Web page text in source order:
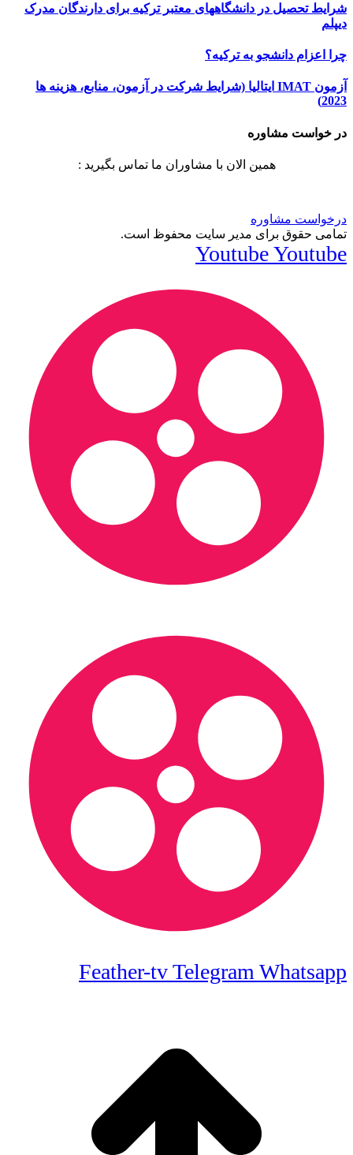
شرایط تحصیل در دانشگاههای معتبر ترکیه برای دارندگان مدرک
دیپلم
چرا اعزام دانشجو به ترکیه؟
آزمون IMAT ایتالیا (شرایط شرکت در آزمون، منابع، هزینه ها
2023)
در خواست مشاوره
همین الان با مشاوران ما تماس بگیرید :
درخواست مشاوره
تمامی حقوق برای مدیر سایت محفوظ است.
YoutubeYoutube
Feather-tvTelegram Whatsapp